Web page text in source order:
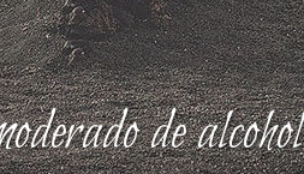
de alcohol